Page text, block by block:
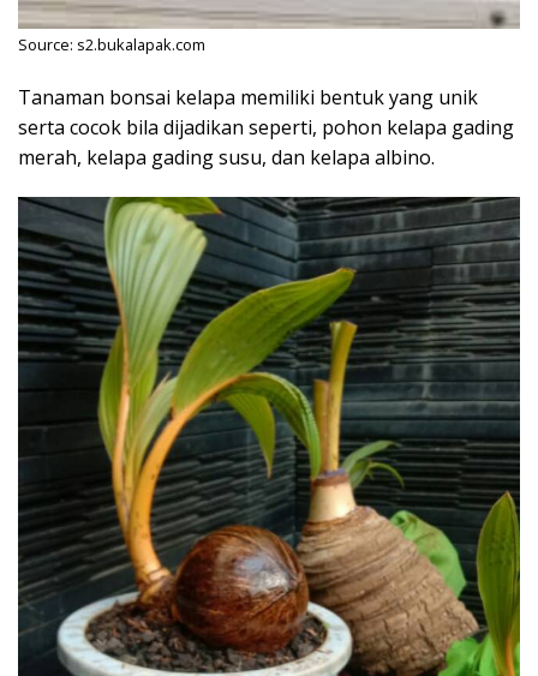
Source: s2.bukalapak.com
Tanaman bonsai kelapa memiliki bentuk yang unik
serta cocok bila dijadikan seperti, pohon kelapa gading
merah, kelapa gading susu, dan kelapa albino.